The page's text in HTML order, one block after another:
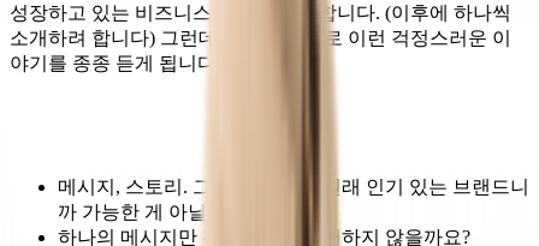
성장하고 있는 비즈니스 사례도 등장합니다. (이후에 하나씩
소개하려 합니다) 그런데 다른 한편으로 이런 걱정스러운 이
야기를 종종 듣게 됩니다.
메시지, 스토리. 그건 큰 회사에 원래 인기 있는 브랜드니
까 가능한 게 아닐까요?
하나의 메시지만 전달하면 지루해하지 않을까요?